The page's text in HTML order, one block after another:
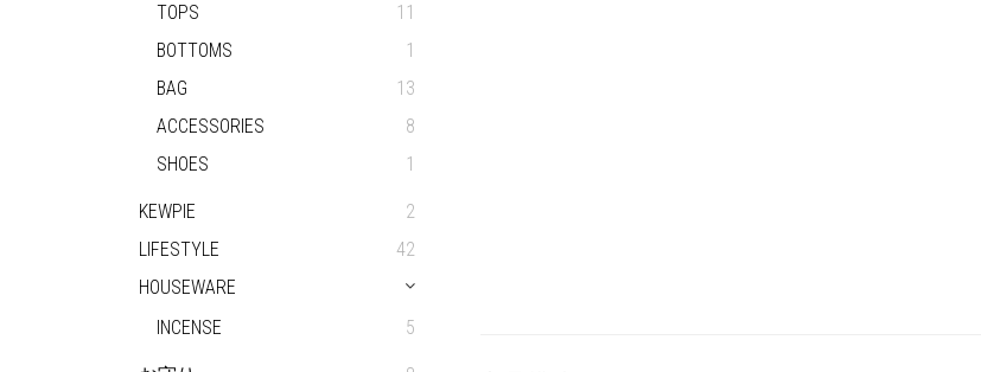
TOPS
11
BOTTOMS
1
BAG
13
ACCESSORIES
8
SHOES
1
KEWPIE
2
LIFESTYLE
42
HOUSEWARE
INCENSE
5